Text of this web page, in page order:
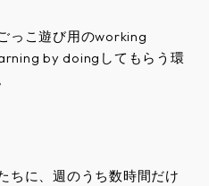
っこ遊び用のworking
by doingしてもらう環
ちに、週のうち数時間だけ